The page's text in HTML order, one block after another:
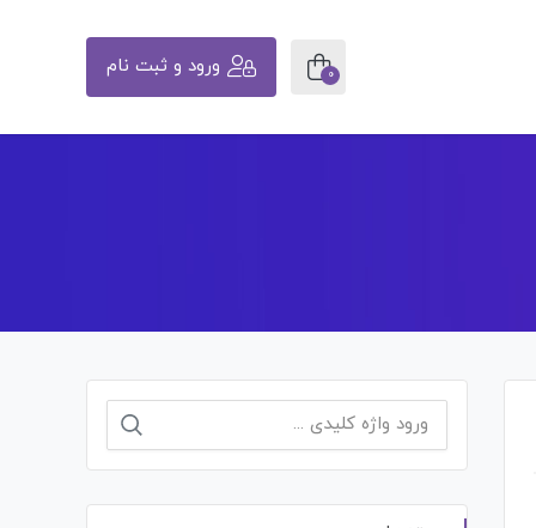
0 ورود و ثبت نام
جستجو
برای: